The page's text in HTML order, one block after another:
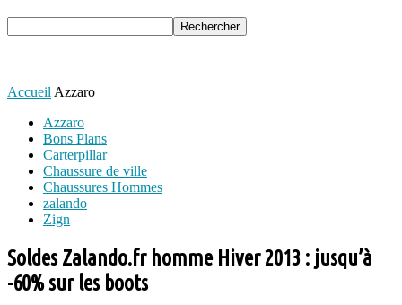
Accueil Azzaro
Azzaro
Bons Plans
Carterpillar
Chaussure de ville
Chaussures Hommes
zalando
Zign
Soldes Zalando.fr homme Hiver 2013 : jusqu’à
-60% sur les boots